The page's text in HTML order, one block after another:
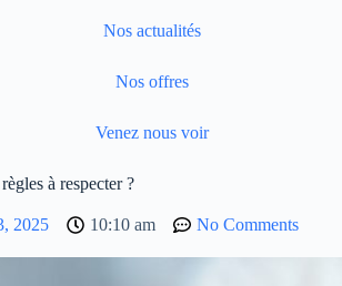
Nos actualités
Nos offres
Venez nous voir
à respecter ?
2025 10:10 am No Comments